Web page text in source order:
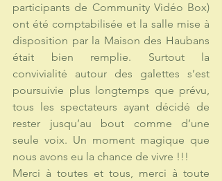
participants de Community Vidéo Box)
ont été comptabilisée et la salle mise à
disposition par la Maison des Haubans
était bien remplie. Surtout la
convivialité autour des galettes s’est
poursuivie plus longtemps que prévu,
tous les spectateurs ayant décidé de
rester jusqu’au bout comme d’une
seule voix. Un moment magique que
nous avons eu la chance de vivre !!!
Merci à toutes et tous, merci à toute